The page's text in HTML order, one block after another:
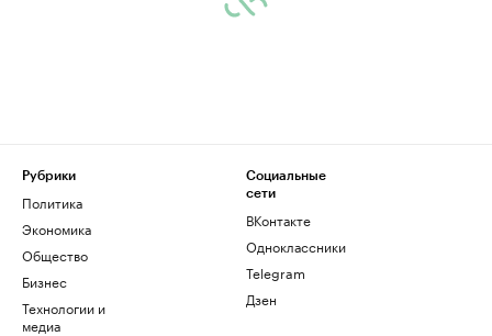
Рубрики
Политика
Экономика
Общество
Бизнес
Технологии и
медиа
Социальные
сети
ВКонтакте
Одноклассники
Telegram
Дзен